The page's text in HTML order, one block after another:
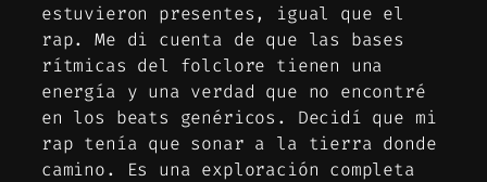
estuvieron presentes, igual que el
rap. Me di cuenta de que las bases
rítmicas del folclore tienen una
energía y una verdad que no encontré
en los beats genéricos. Decidí que mi
rap tenía que sonar a la tierra donde
camino. Es una exploración completa